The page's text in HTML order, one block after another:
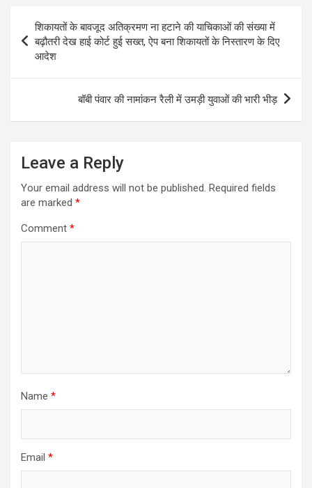
A
p
p
o
k
n
e
r
e
g
r
m
navigation
शिकायतों के बावजूद अतिक्रमण ना हटाने की याचिकाओं की संख्या में
बढ़ौतरी देख हाई कोर्ट हुई सख्त, ऐप बना शिकायतों के निस्तारण के दिए
आदेश
बॉबी पंवार की नामांकन रैली में उमड़ी युवाओं की भारी भीड़
Leave a Reply
Your email address will not be published. Required fields
are marked *
Comment *
Name *
Email *